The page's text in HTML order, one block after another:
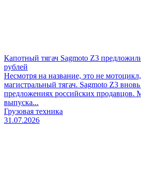
Капотный тягач Sagmoto Z3
рублей
Несмотря на название, это не
магистральный тягач. Sagmoto Z3
предложениях российских продавцов.
выпуска...
Грузовая техника
31.07.2026